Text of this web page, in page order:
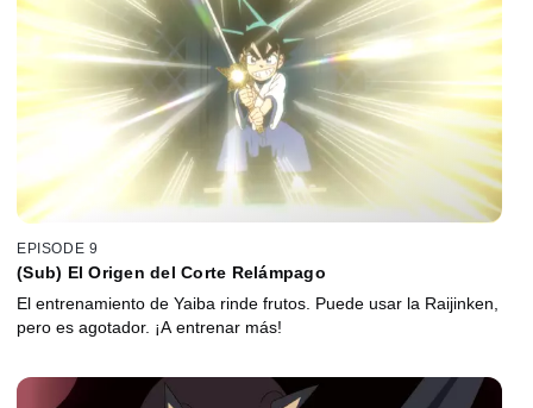
EPISODE 9
(Sub) El Origen del Corte Relámpago
El entrenamiento de Yaiba rinde frutos. Puede usar la Raijinken,
pero es agotador. ¡A entrenar más!